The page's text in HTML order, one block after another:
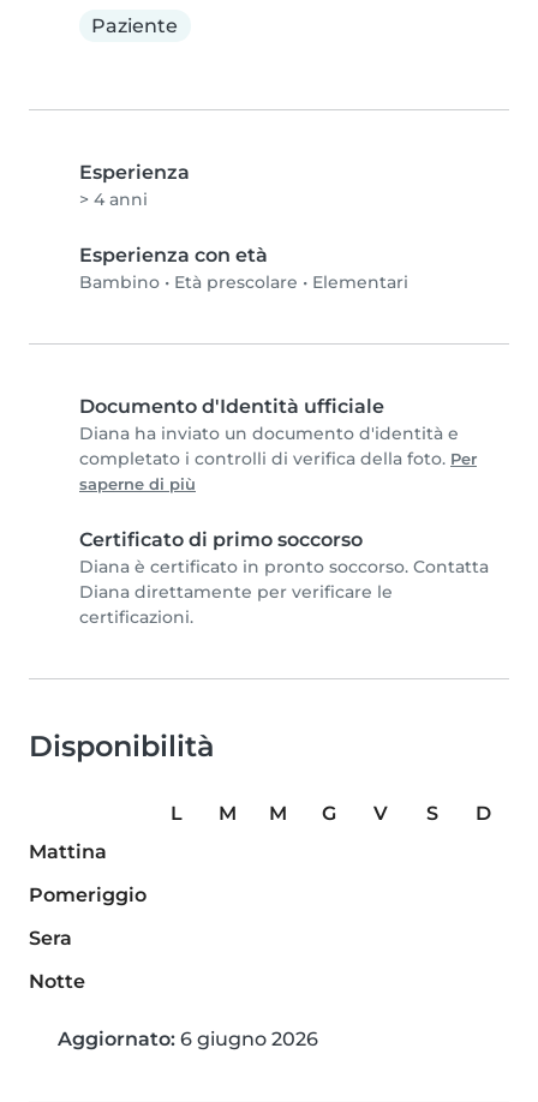
Paziente
Esperienza
> 4 anni
Esperienza con età
Bambino • Età prescolare • Elementari
Documento d'Identità ufficiale
Diana ha inviato un documento d'identità e
completato i controlli di verifica della foto. Per
saperne di più
Certificato di primo soccorso
Diana è certificato in pronto soccorso. Contatta
Diana direttamente per verificare le
certificazioni.
Disponibilità
L M M G V S
D
Mattina
Pomeriggio
Sera
Notte
Aggiornato: 6 giugno 2026